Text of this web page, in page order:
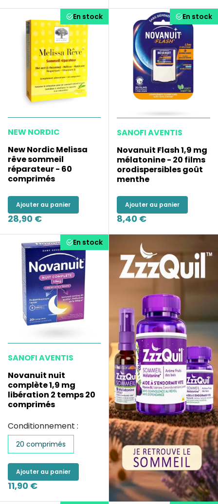
En stock
NEW NORDIC
New Nordic Melissa
rêve sommeil
réparateur - 60
comprimés
Ajouter au panier
28,90 €
En stock
SANOFI AVENTIS
Novanuit Flash 1,9 mg
mélatonine - 20 films
orodispersibles goût
menthe
Ajouter au panier
8,40 €
En stock
SANOFI AVENTIS
Novanuit nuit
complète 1,9 mg
libération 2 temps 20
comprimés
Conditionnement :
20 comprimés
Ajouter au panier
11,90 €